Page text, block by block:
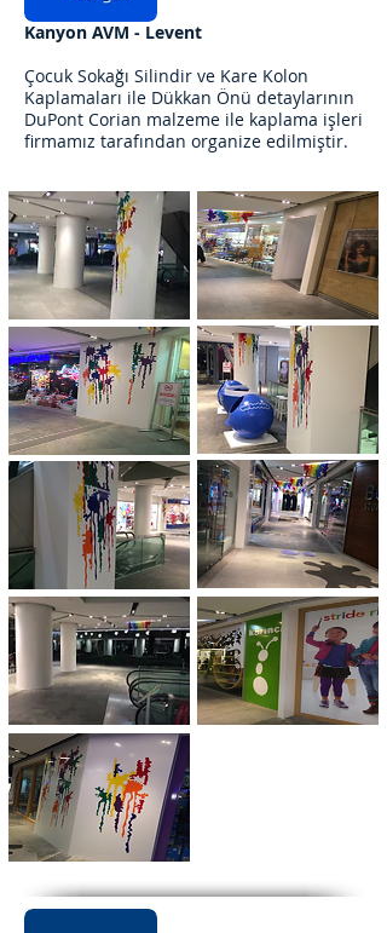
Kanyon AVM - Levent
Çocuk Sokağı Silindir ve Kare Kolon
Kaplamaları ile Dükkan Önü detaylarının
DuPont Corian malzeme ile kaplama işleri
firmamız tarafından organize edilmiştir.